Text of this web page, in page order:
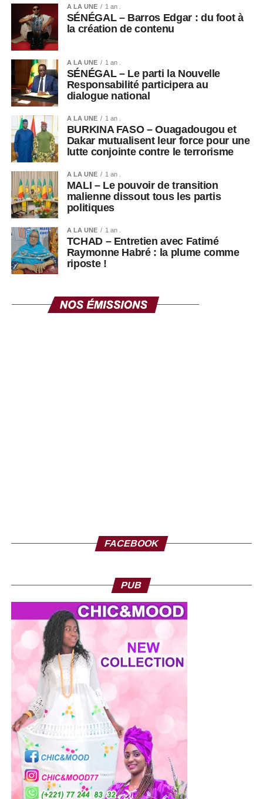
A LA UNE 1 an .
SÉNÉGAL – Barros Edgar : du foot à
la création de contenu
A LA UNE 1 an .
SÉNÉGAL – Le parti la Nouvelle
Responsabilité participera au
dialogue national
A LA UNE 1 an .
BURKINA FASO – Ouagadougou et
Dakar mutualisent leur force pour une
lutte conjointe contre le terrorisme
A LA UNE 1 an .
MALI – Le pouvoir de transition
malienne dissout tous les partis
politiques
A LA UNE 1 an .
TCHAD – Entretien avec Fatimé
Raymonne Habré : la plume comme
riposte !
FACEBOOK
PUB